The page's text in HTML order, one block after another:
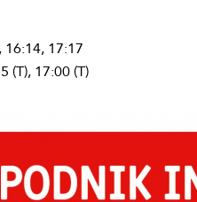
17:17
(T), 17:00 (T)